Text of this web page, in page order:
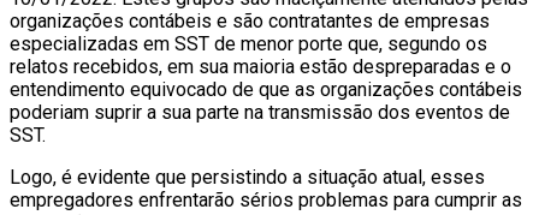
organizações contábeis e são contratantes de empresas
especializadas em SST de menor porte que, segundo os
relatos recebidos, em sua maioria estão despreparadas e o
entendimento equivocado de que as organizações contábeis
poderiam suprir a sua parte na transmissão dos eventos de
SST.
Logo, é evidente que persistindo a situação atual, esses
empregadores enfrentarão sérios problemas para cumprir as